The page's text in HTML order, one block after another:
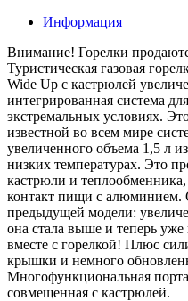
Информация
Внимание! Горелки
Туристическая газовая
Wide Up с кастрюлей
интегрированная система
экстремальных условиях.
известной во всем мире
увеличенного объема 1,5 л
низких температурах. Это
кастрюли и
контакт пищи с алюминием.
предыдущей модели:
она стала выше и теперь
вместе с горелкой! Плюс
крышки и немного
Многофункциональная
совмещенная с кастрюлей.